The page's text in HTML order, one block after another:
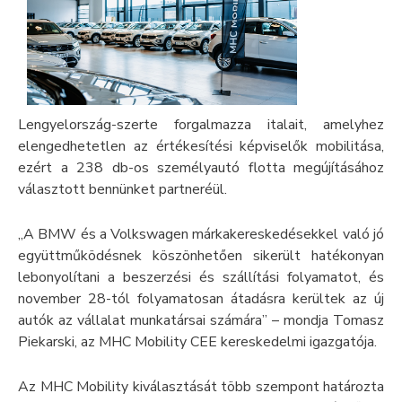
Lengyelország-szerte forgalmazza italait, amelyhez
elengedhetetlen az értékesítési képviselők mobilitása,
ezért a 238 db-os személyautó flotta megújításához
választott bennünket partneréül.
„A BMW és a Volkswagen márkakereskedésekkel való jó
együttműködésnek köszönhetően sikerült hatékonyan
lebonyolítani a beszerzési és szállítási folyamatot, és
november 28-tól folyamatosan átadásra kerültek az új
autók az vállalat munkatársai számára” – mondja Tomasz
Piekarski, az MHC Mobility CEE kereskedelmi igazgatója.
Az MHC Mobility kiválasztását több szempont határozta